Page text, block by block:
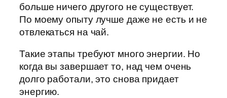
больше ничего другого не существует.
По моему опыту лучше даже не есть и не
отвлекаться на чай.
Такие этапы требуют много энергии. Но
когда вы завершает то, над чем очень
долго работали, это снова придает
энергию.